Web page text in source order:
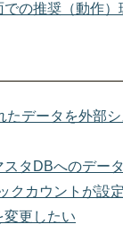
の推奨（動作
たデータを外部
スタDBへのデー
クカウントが設
変更したい